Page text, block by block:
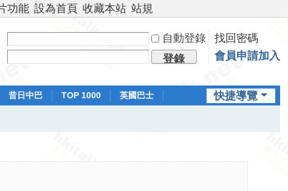
功能 設為首頁 收藏本站 站規
自動登錄
找回密碼
登錄 會員申請加入
快捷導覽
昔日中巴 TOP 1000
英國巴士